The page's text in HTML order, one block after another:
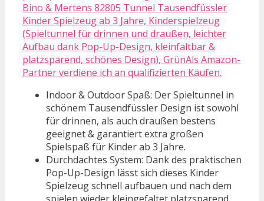
Bino & Mertens 82805 Tunnel Tausendfüssler
Kinder Spielzeug ab 3 Jahre, Kinderspielzeug
(Spieltunnel für drinnen und draußen, leichter
Aufbau dank Pop-Up-Design, kleinfaltbar &
platzsparend, schönes Design), GrünAls Amazon-
Partner verdiene ich an qualifizierten Käufen.
Indoor & Outdoor Spaß: Der Spieltunnel in
schönem Tausendfüssler Design ist sowohl
für drinnen, als auch draußen bestens
geeignet & garantiert extra großen
Spielspaß für Kinder ab 3 Jahre.
Durchdachtes System: Dank des praktischen
Pop-Up-Design lässt sich dieses Kinder
Spielzeug schnell aufbauen und nach dem